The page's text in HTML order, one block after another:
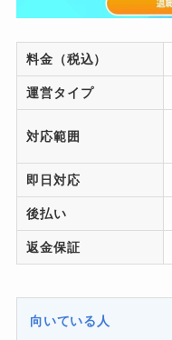
料金（税込）
運営タイプ
対応範囲
即日対応
後払い
返金保証
向いている人